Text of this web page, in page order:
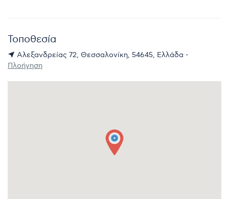
Τοποθεσία
Αλεξανδρείας 72, Θεσσαλονίκη, 54645, Ελλάδα -
Πλοήγηση